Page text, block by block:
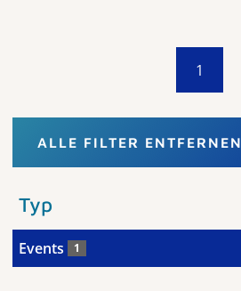
1
ALLE FILTER ENTFERNEN
Typ
Events 1